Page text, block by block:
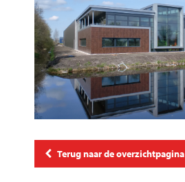
Terug naar de overzichtpagina